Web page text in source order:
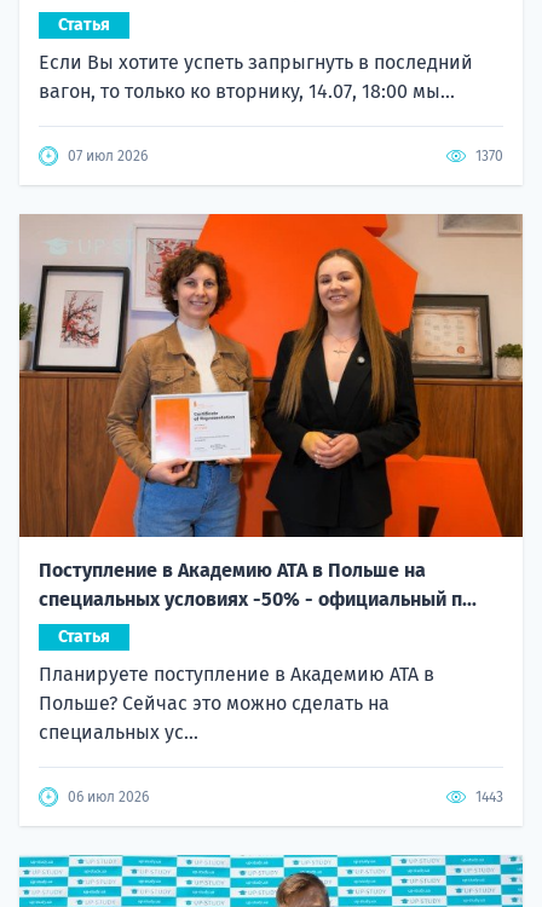
Статья
Если Вы хотите успеть запрыгнуть в последний
вагон, то только ко вторнику, 14.07, 18:00 мы...
07 июл 2026 1370
Поступление в Академию ATA в Польше на
специальных условиях -50% - официальный п...
Статья
Планируете поступление в Академию ATA в
Польше? Сейчас это можно сделать на
специальных ус...
06 июл 2026 1443